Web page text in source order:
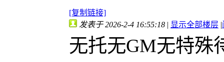
[复制链接]
发表于 2026-2-4 16:55:18 | 显示全部楼层 |
无托无GM无特殊